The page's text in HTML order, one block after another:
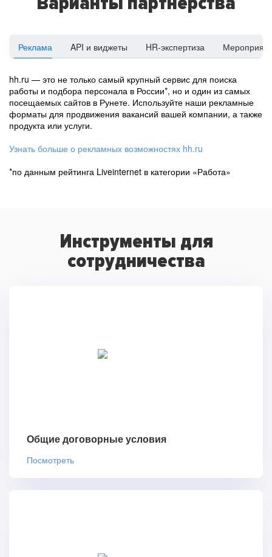
Реклама API и виджеты HR-экспертиза
hh.ru — это не только самый крупный сервис для поиска
работы и подбора персонала в России*, но и один из самых
посещаемых сайтов в Рунете. Используйте наши рекламные
форматы для продвижения вакансий вашей компании, а также
продукта или услуги.
Узнать больше о рекламных возможностях hh.ru
*по данным рейтинга Liveinternet в категории «Работа»
Инструменты для
сотрудничества
Общие договорные условия
Посмотреть